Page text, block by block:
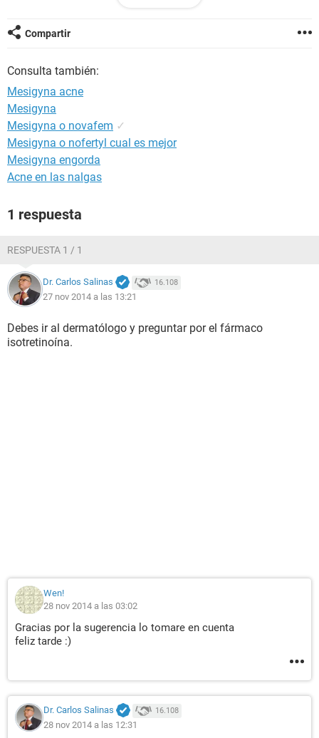
Compartir
Consulta también:
Mesigyna acne
Mesigyna
Mesigyna o novafem ✓
Mesigyna o nofertyl cual es mejor
Mesigyna engorda
Acne en las nalgas
1 respuesta
RESPUESTA 1 / 1
Dr. Carlos Salinas 16.108
27 nov 2014 a las 13:21
Debes ir al dermatólogo y preguntar por el fármaco
isotretinoína.
Wen!
28 nov 2014 a las 03:02
Gracias por la sugerencia lo tomare en cuenta
feliz tarde :)
Dr. Carlos Salinas 16.108
28 nov 2014 a las 12:31